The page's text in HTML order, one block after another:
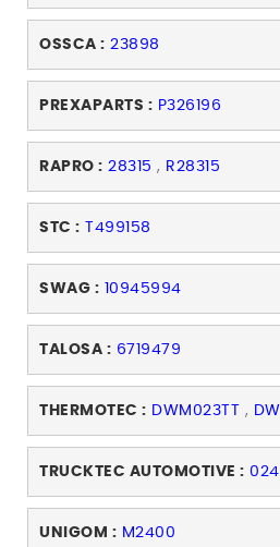
OSSCA : 23898
PREXAPARTS : P326196
RAPRO : 28315 , R28315
STC : T499158
SWAG : 10945994
TALOSA : 6719479
THERMOTEC : DWM023TT ,
TRUCKTEC AUTOMOTIVE :
UNIGOM : M2400